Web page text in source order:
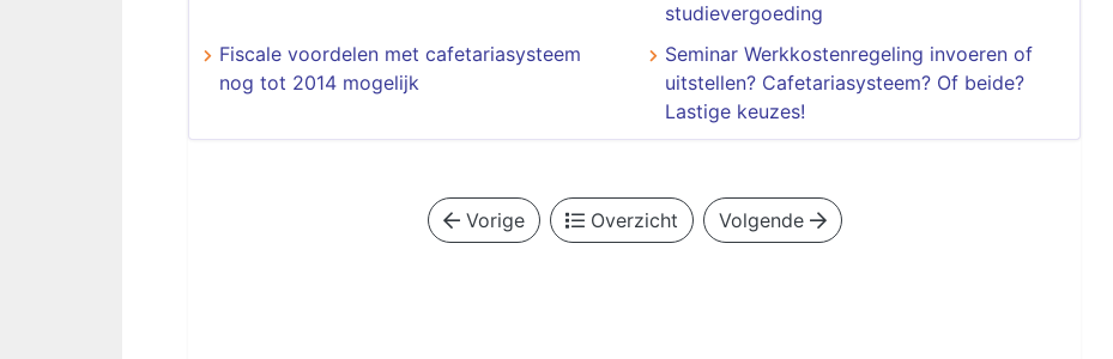
studievergoeding
Fiscale voordelen met cafetariasysteem
nog tot 2014 mogelijk
Seminar Werkkostenregeling invoeren of
uitstellen? Cafetariasysteem? Of beide?
Lastige keuzes!
Vorige Overzicht Volgende